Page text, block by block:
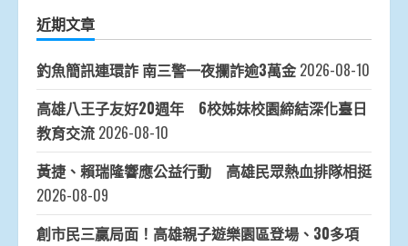
近期文章
釣魚簡訊連環詐 南三警一夜攔詐逾3萬金 2026-08-10
高雄八王子友好20週年 6校姊妹校園締結深化臺日
教育交流 2026-08-10
黃捷、賴瑞隆響應公益行動 高雄民眾熱血排隊相挺
2026-08-09
創市民三贏局面！高雄親子遊樂園區登場、30多項